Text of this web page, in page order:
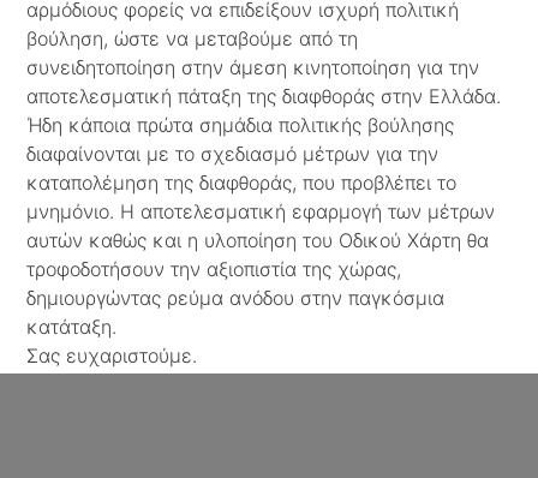
αρμόδιους φορείς να επιδείξουν ισχυρή πολιτική
βούληση, ώστε να μεταβούμε από τη
συνειδητοποίηση στην άμεση κινητοποίηση για την
αποτελεσματική πάταξη της διαφθοράς στην Ελλάδα.
Ήδη κάποια πρώτα σημάδια πολιτικής βούλησης
διαφαίνονται με το σχεδιασμό μέτρων για την
καταπολέμηση της διαφθοράς, που προβλέπει το
μνημόνιο. Η αποτελεσματική εφαρμογή των μέτρων
αυτών καθώς και η υλοποίηση του Οδικού Χάρτη θα
τροφοδοτήσουν την αξιοπιστία της χώρας,
δημιουργώντας ρεύμα ανόδου στην παγκόσμια
κατάταξη.
Σας ευχαριστούμε.